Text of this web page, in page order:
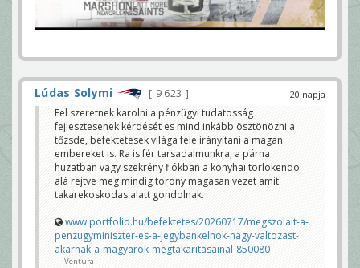
20 napja
Lúdas Solymi
9 623
Fel szeretnek karolni a pénzügyi tudatosság
fejlesztesenek kérdését es mind inkább ösztönözni a
tőzsde, befektetesek világa fele irányítani a magan
embereket is. Ra is fér tarsadalmunkra, a párna
huzatban vagy szekrény fiókban a konyhai torlokendo
alá rejtve meg mindig torony magasan vezet amit
takarekoskodas alatt gondolnak.
www.portfolio.hu/befektetes/20260717/megszolalt-a-
penzugyminiszter-es-a-jegybankelnok-nagy-valtozast-
akarnak-a-magyarok-megtakaritasainal-850080
Ventura